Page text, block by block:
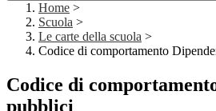
Home >
Scuola >
Le carte della scuola >
Codice di comportamento
Codice di
pubblici